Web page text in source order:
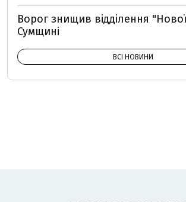
Ворог знищив відділення
Сумщині
ВСІ НОВИНИ